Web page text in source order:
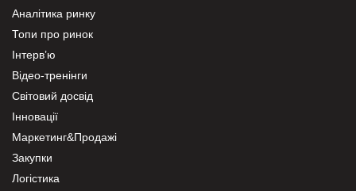
Аналітика ринку
Топи про ринок
Інтерв’ю
Відео-тренінги
Світовий досвід
Інновації
Маркетинг&Продажі
Закупки
Логістика